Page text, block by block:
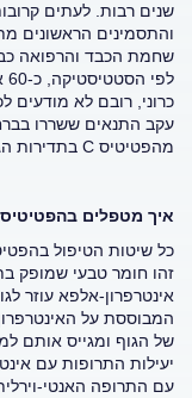
שנים רבות. לעתים
והתסמינים הראשונים
שחמת הכבד והרפואה
כרוני, רובם לא מודעים
עקב התנאים ששררו
מהפטיטיס C בתדירות הגבוהה פי 5 מאשר ילידי ישראל.
איך מטפלים בהפטיטיס C?
זהו חומר טבעי שמופק
אינטרפרון-אלפא עוזר
המבוססת על
של הגוף ומגייס אותם
יעילות התרופות עם
עם התרופה האנטי-